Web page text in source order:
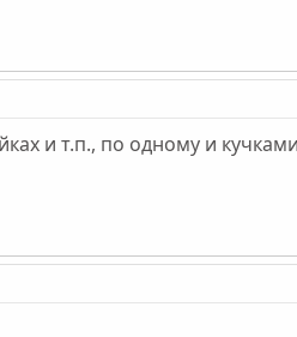
и т.п., по одному и